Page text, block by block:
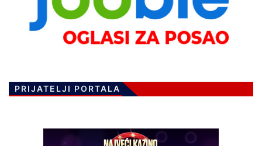
PRIJATELJI PORTALA